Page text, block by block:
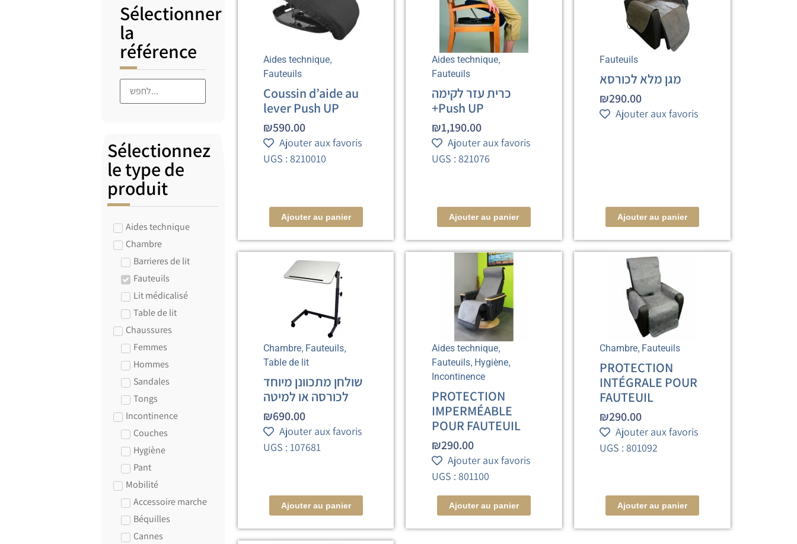
Sélectionner
la
référence
Sélectionnez
le type de
produit
Aides technique
Chambre
Barrieres de lit
Fauteuils
Lit médicalisé
Table de lit
Chaussures
Femmes
Hommes
Sandales
Tongs
Incontinence
Couches
Hygiène
Pant
Mobilité
Accessoire marche
Béquilles
Cannes
Aides technique,
Fauteuils
Coussin d’aide au
lever Push UP
₪590.00
Ajouter aux favoris
UGS : 8210010
Ajouter au panier
Aides technique,
Fauteuils
כרית עזר לקימה
+Push UP
₪1,190.00
Ajouter aux favoris
UGS : 821076
Ajouter au panier
Fauteuils
מגן מלא לכורסא
₪290.00
Ajouter aux favoris
Ajouter au panier
Chambre, Fauteuils,
Table de lit
שולחן מתכוונן מיוחד
לכורסה או למיטה
₪690.00
Ajouter aux favoris
UGS : 107681
Ajouter au panier
Aides technique,
Fauteuils, Hygiène,
Incontinence
PROTECTION
IMPERMÉABLE
POUR FAUTEUIL
₪290.00
Ajouter aux favoris
UGS : 801100
Ajouter au panier
Chambre, Fauteuils
PROTECTION
INTÉGRALE POUR
FAUTEUIL
₪290.00
Ajouter aux favoris
UGS : 801092
Ajouter au panier